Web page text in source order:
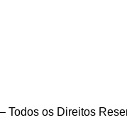
os Direitos